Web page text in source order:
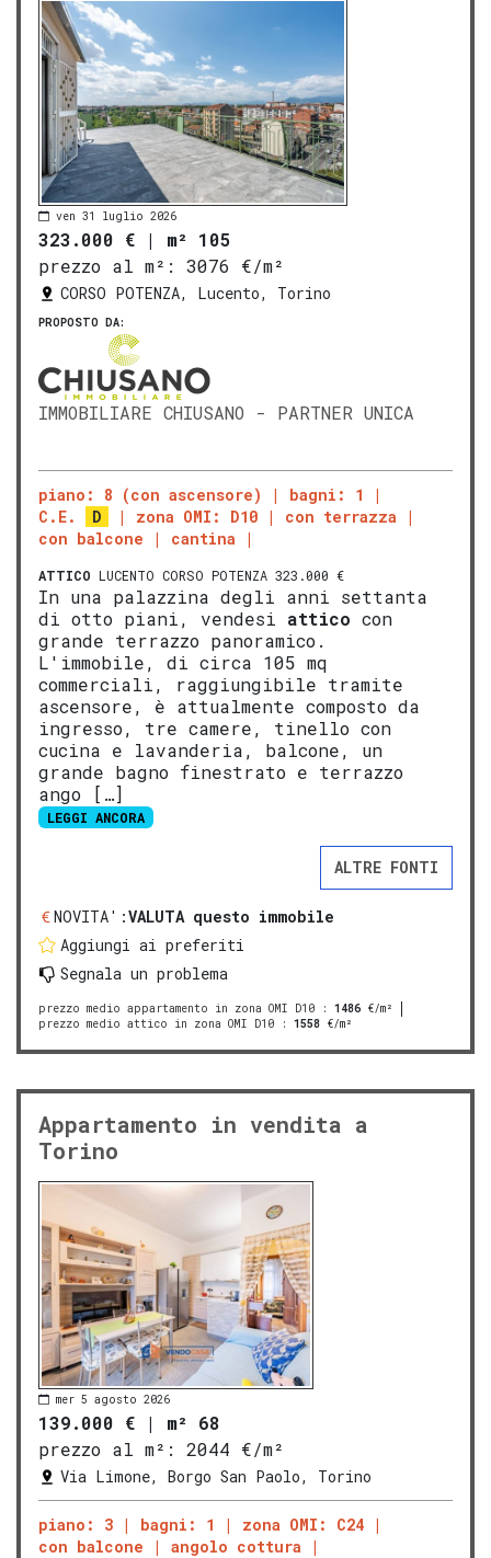
ven 31 luglio 2026
323.000 € | m² 105
prezzo al m²:
3076 €/m²
CORSO POTENZA, Lucento, Torino
PROPOSTO DA:
IMMOBILIARE CHIUSANO - PARTNER UNICA
piano: 8 (con ascensore)
bagni: 1
C.E.
D zona OMI: D10
con terrazza
con balcone
cantina
ATTICO LUCENTO CORSO POTENZA 323.000 €
In una palazzina degli anni settanta
di otto piani, vendesi attico con
grande terrazzo panoramico.
L'immobile, di circa 105 mq
commerciali, raggiungibile tramite
ascensore, è attualmente composto da
ingresso, tre camere, tinello con
cucina e lavanderia, balcone, un
grande bagno finestrato e terrazzo
ango […]
LEGGI ANCORA
ALTRE FONTI
NOVITA':VALUTA questo immobile
Aggiungi ai preferiti
Segnala un problema
prezzo medio appartamento in zona OMI D10 : 1486 €/m²
prezzo medio attico in zona OMI D10 : 1558 €/m²
Appartamento in vendita a
Torino
mer 5 agosto 2026
139.000 € | m² 68
prezzo al m²:
2044 €/m²
Via Limone, Borgo San Paolo, Torino
piano: 3 bagni: 1
zona OMI: C24
con balcone
angolo cottura